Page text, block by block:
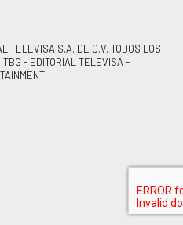
S.A. DE C.V. TODOS LOS
TBG - EDITORIAL TELEVISA -